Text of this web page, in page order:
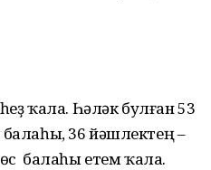
ҡала. Һәләк булған 53
36 йәшлектең –
балаһы етем ҡала.